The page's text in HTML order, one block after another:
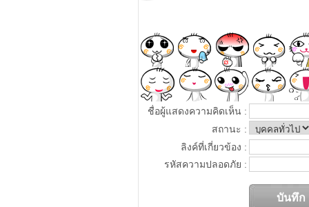
ชื่อผู้แสดงความคิดเห็น :
สถานะ :
ลิงค์ที่เกี่ยวข้อง :
รหัสความปลอดภัย :